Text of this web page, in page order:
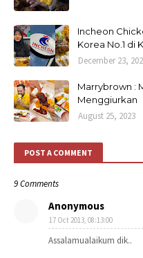
Incheon
Korea No.1 di
December 23,
Marrybrown :
Menggiurkan
August 25, 2023
POST A COMMENT
9 Comments
Anonymous
17 Oct 2013, 08:13:00
Assalamualaikum dik..